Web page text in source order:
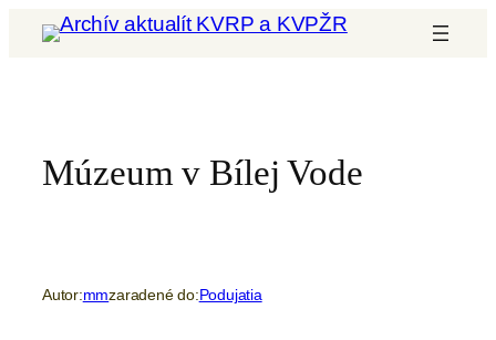
Prejsť
Múzeum v Bílej Vode
Autor:mmzaradené do:Podujatia